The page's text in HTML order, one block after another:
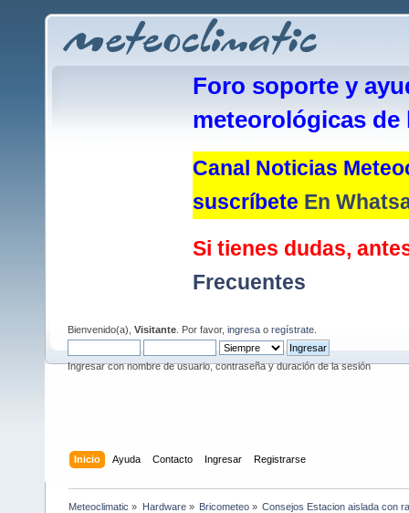
Foro soporte y
meteorológicas de
Canal Noticias
suscríbete En
Si tienes dudas,
Frecuentes
Bienvenido(a), Visitante . Por favor, ingresa o regístrate
Ingresar con nombre de usuario, contraseña y duración de la sesión
Inicio Ayuda Contacto Ingresar Registrarse
Meteoclimatic » Hardware» Bricometeo» Consejos Estacion aislada con